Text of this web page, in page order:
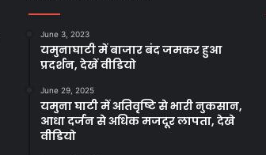
June 3, 2023
यमुनाघाटी में बाजार बंद जमकर हुआ
प्रदर्शन, देखें वीडियो
June 29, 2025
यमुना घाटी में अतिवृष्टि से भारी नुकसान,
आधा दर्जन से अधिक मजदूर लापता, देखे
वीडियो